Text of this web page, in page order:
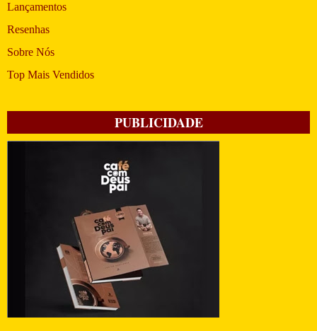
Lançamentos
Resenhas
Sobre Nós
Top Mais Vendidos
PUBLICIDADE